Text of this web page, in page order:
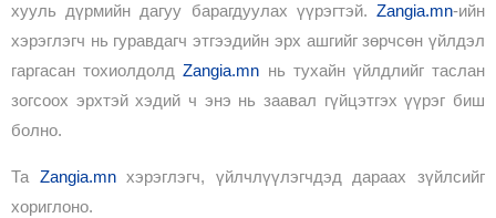
хууль дүрмийн дагуу барагдуулах үүрэгтэй. Zangia.mn-ийн
хэрэглэгч нь гуравдагч этгээдийн эрх ашгийг зөрчсөн үйлдэл
гаргасан тохиолдолдZangia.mn нь тухайн үйлдлийг таслан
зогсоох эрхтэй хэдий ч энэ нь заавал гүйцэтгэх үүрэг биш
болно.
Та Zangia.mnхэрэглэгч, үйлчлүүлэгчдэд дараах зүйлсийг
хориглоно.